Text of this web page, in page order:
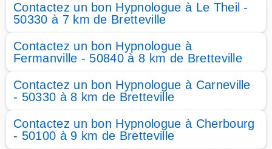
Contactez un bon Hypnologue à Le Theil -
50330 à 7 km de Bretteville
Contactez un bon Hypnologue à
Fermanville - 50840 à 8 km de Bretteville
Contactez un bon Hypnologue à Carneville
- 50330 à 8 km de Bretteville
Contactez un bon Hypnologue à Cherbourg
- 50100 à 9 km de Bretteville